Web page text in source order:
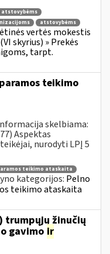
atstovybėms
vertės mokestis
skyrius) » Prekės
tarpt.
teikimo
skelbiama:
Aspektas
nurodyti LPĮ 5
teikimo ataskaita
kategorijos: Pelno
teikimo ataskaita
trumpųjų žinučių
gavimo ir